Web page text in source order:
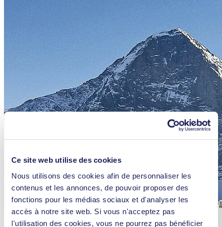
Ce site web utilise des cookies
Nous utilisons des cookies afin de personnaliser les
contenus et les annonces, de pouvoir proposer des
fonctions pour les médias sociaux et d'analyser les
accès à notre site web. Si vous n'acceptez pas
l'utilisation des cookies, vous ne pourrez pas bénéficier